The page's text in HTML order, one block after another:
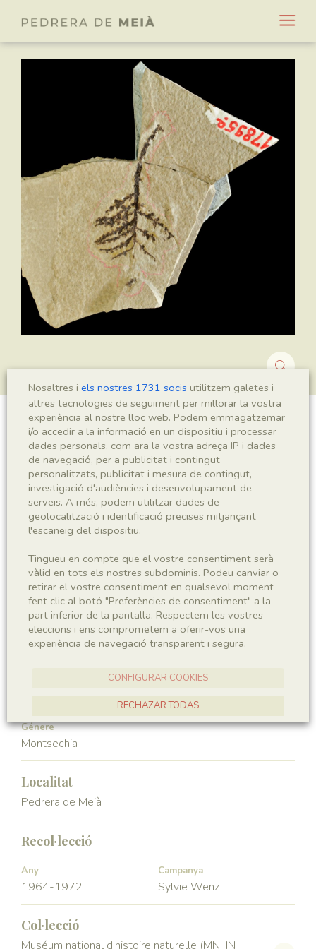
Montsechia vidalii
Sigla
MNHN 17895a
Regne
Plantae
Phyllum
Spermatophyta
Subphyllum
Angiospermae
Classe
Magnoliopsida
Familia
Génere
Montsechia
Localitat
Pedrera de Meià
Recol·lecció
Any
1964-1972
Campanya
Sylvie Wenz
Col·lecció
Muséum national d’histoire naturelle (MNHN
Nosaltres i els nostres 1731 socis utilitzem galetes i
altres tecnologies de seguiment per millorar la vostra
experiència al nostre lloc web. Podem emmagatzemar
i/o accedir a la informació en un dispositiu i processar
dades personals, com ara la vostra adreça IP i dades
de navegació, per a publicitat i contingut
personalitzats, publicitat i mesura de contingut,
investigació d'audiències i desenvolupament de
serveis. A més, podem utilitzar dades de
geolocalització i identificació precises mitjançant
l'escaneig del dispositiu.
Tingueu en compte que el vostre consentiment serà
vàlid en tots els nostres subdominis. Podeu canviar o
retirar el vostre consentiment en qualsevol moment
fent clic al botó "Preferències de consentiment" a la
part inferior de la pantalla. Respectem les vostres
eleccions i ens comprometem a oferir-vos una
experiència de navegació transparent i segura.
CONFIGURAR COOKIES
RECHAZAR TODAS
ACCEPTAR TOTES